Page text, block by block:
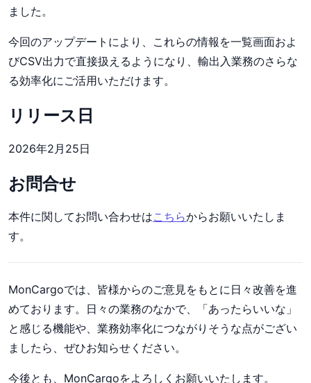
ました。
今回のアップデートにより、これらの情報を一覧画面およ
びCSV出力で直接扱えるようになり、輸出入業務のさらな
る効率化にご活用いただけます。
リリース日
2026年2月25日
お問合せ
本件に関してお問い合わせはこちらからお願いいたしま
す。
MonCargoでは、皆様からのご意見をもとに日々改善を進
めております。日々の業務のなかで、「あったらいいな」
と感じる機能や、業務効率化につながりそうな点がござい
ましたら、ぜひお知らせください。
今後とも、MonCargoをよろしくお願いいたします。